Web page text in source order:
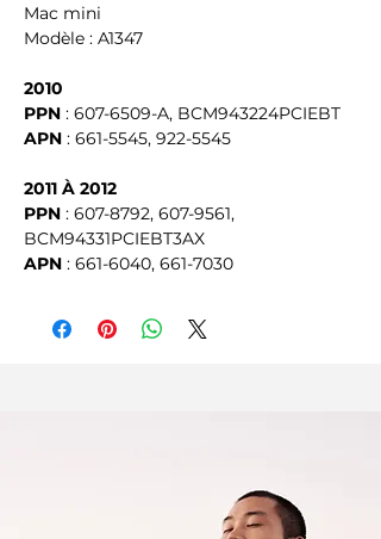
Mac mini
Modèle : A1347
2010
PPN : 607-6509-A, BCM943224PCIEBT
APN : 661-5545, 922-5545
2011 À 2012
PPN : 607-8792, 607-9561,
BCM94331PCIEBT3AX
APN : 661-6040, 661-7030